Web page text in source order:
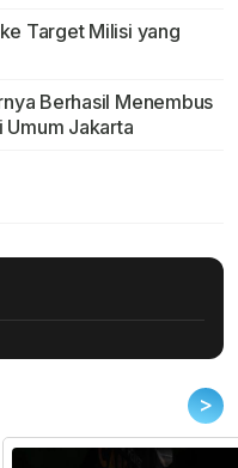
Target Milisi yang
Berhasil Menembus
Umum Jakarta
>